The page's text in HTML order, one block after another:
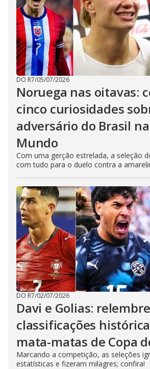
DO R7/05/07/2026
Noruega nas oitavas:
cinco curiosidades
adversário do Brasil
Mundo
Com uma gerção estrelada, a seleção
com tudo para o duelo contra a
DO R7/02/07/2026
Davi e Golias:
classificações
mata-matas de Copa
Marcando a competição, as seleções
estatísticas e fizeram milagres; confira!